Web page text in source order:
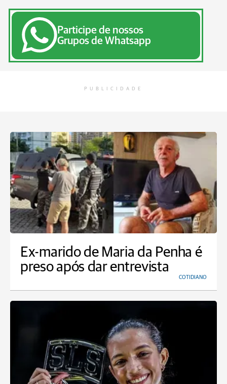
Participe de nossos
Grupos de Whatsapp
PUBLICIDADE
Ex-marido de Maria da Penha é
preso após dar entrevista
COTIDIANO